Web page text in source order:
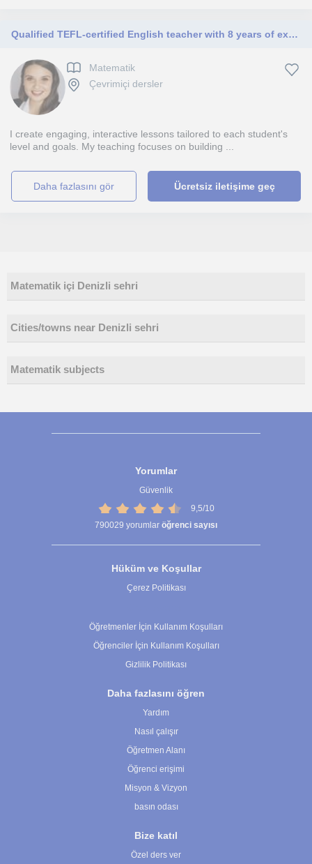
Qualified TEFL-certified English teacher with 8 years of experience teaching online English lessons for children and adults.
Matematik
Çevrimiçi dersler
I create engaging, interactive lessons tailored to each student's
level and goals. My teaching focuses on building ...
daha fazlasını gör Ücretsiz iletişime geç
Matematik içi Denizli sehri
Cities/towns near Denizli sehri
Matematik subjects
Yorumlar
Güvenlik
9,5/10
790029 yorumlar öğrenci sayısı
Hüküm ve Koşullar
Çerez Politikası
Öğretmenler İçin Kullanım Koşulları
Öğrenciler İçin Kullanım Koşulları
Gizlilik Politikası
Daha fazlasını öğren
Yardım
Nasıl çalışır
Öğretmen Alanı
Öğrenci erişimi
Misyon & Vizyon
basın odası
Bize katıl
Özel ders ver